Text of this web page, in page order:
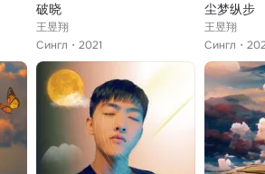
破晓
王昱翔
Сингл
2021
尘梦纵步
王昱翔
Сингл